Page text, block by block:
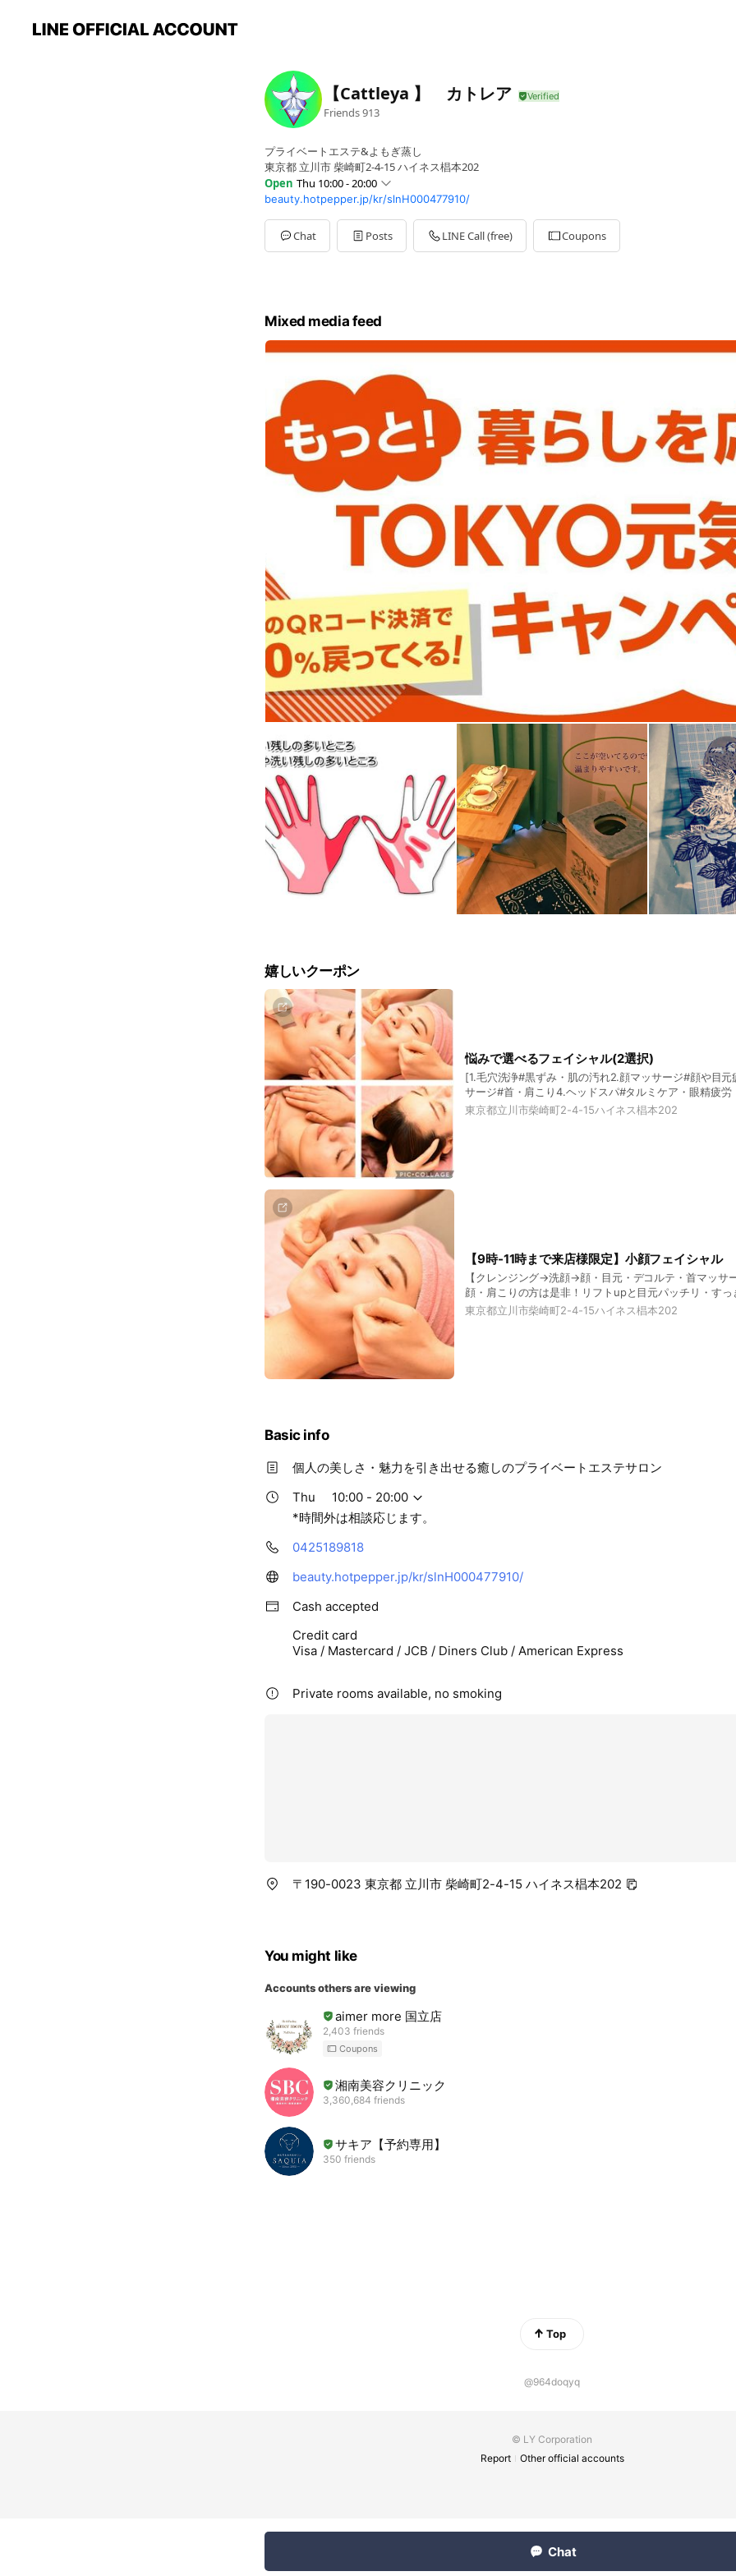
【Cattleya 】 カトレア
Friends913
プライベートエステ&よもぎ蒸し
東京都 立川市 柴崎町2-4-15 ハイネス椙本202
Open Thu 10:00 - 20:00
Sun10:00 - 20:00
Mon10:00 - 20:00
Tue10:00 - 20:00
Wed10:00 - 20:00
beauty.hotpepper.jp/kr/slnH000477910/
Chat Posts LINE Call (free) Coupons
Mixed media feed
嬉しいクーポン
悩みで選べるフェイシャル(2選択)
[1.毛穴洗浄#黒ずみ・肌の汚れ2.顔マッサージ#顔や目元
サージ#首・肩こり4.ヘッドスパ#タルミケア・眼精疲労
眼精疲労・クマ]2つ選んでフェイシャル～♪
東京都立川市柴崎町2-4-15ハイネス椙本202
【9時-11時まで来店様限定】小顔フェイシャル
【クレンジング→洗顔→顔・目元・デコルテ・首マッサ
顔・肩こりの方は是非！リフトupと目元パッチリ・すっ
進で血色の良い元気なお顔に◎
東京都立川市柴崎町2-4-15ハイネス椙本202
Basic info
個人の美しさ・魅力を引き出せる癒しのプライベートエステサロン
Thu
10:00 - 20:00
*時間外は相談応じます。
0425189818
beauty.hotpepper.jp/kr/slnH000477910/
Cash accepted
Credit card
Visa / Mastercard / JCB / Diners Club / American Express
Private rooms available, no smoking
〒190-0023 東京都 立川市 柴崎町2-4-15 ハイネス椙本202
You might like
Accounts others are viewing
aimer more 国立店
2,403 friends
Coupons
湘南美容クリニック
3,360,684 friends
サキア【予約専用】
350 friends
Top
@964doqyq
© LY Corporation
Report
Other official accounts
Chat